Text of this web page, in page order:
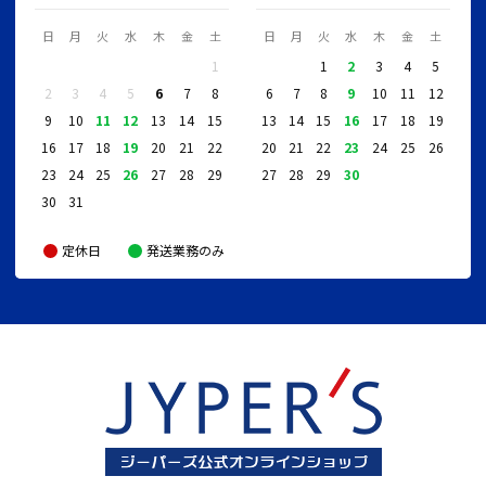
日 月 火 水 木 金 土
1
2
3 4 5 6 7
8
9
10 11 12 13 14
15
16
17 18 19 20 21
22
23
24 25 26 27 28
29
30
31
日 月 火 水 木 金 土
1 2 3 4
5
6
7 8 9 10 11
12
13
14 15 16 17 18
19
20
21 22 23 24 25
26
27
28 29 30
定休日 発送業務のみ